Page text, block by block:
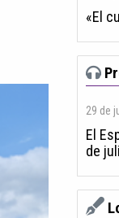
«El
29 de
El
de